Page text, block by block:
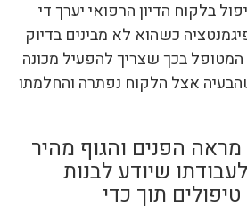
בלקוח הדיון הרפואי יערך די
כשהוא לא מבינים בדיוק
בכך שצריך להפעיל מכונה
אצל הלקוח נפתרה והחלמתו
מראה הפנים והגוף מהיר
שיודע לבנות
תוך כדי